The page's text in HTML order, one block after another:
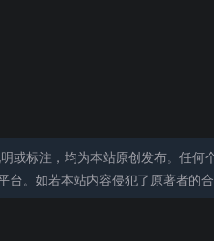
或标注，均为本站原创发布。任
。如若本站内容侵犯了原著者的